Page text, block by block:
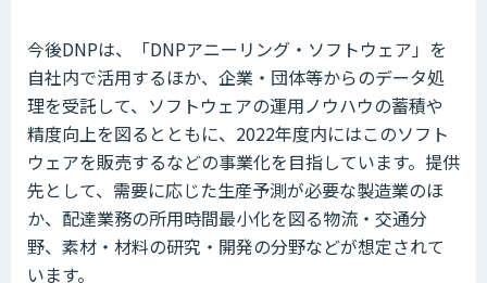
今後DNPは、「DNPアニーリング・ソフトウェア」を
自社内で活用するほか、企業・団体等からのデータ処
理を受託して、ソフトウェアの運用ノウハウの蓄積や
精度向上を図るとともに、2022年度内にはこのソフト
ウェアを販売するなどの事業化を目指しています。提供
先として、需要に応じた生産予測が必要な製造業のほ
か、配達業務の所用時間最小化を図る物流・交通分
野、素材・材料の研究・開発の分野などが想定されて
います。